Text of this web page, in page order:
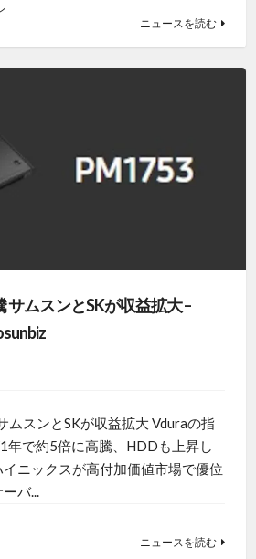
ニュースを読む
サムスンとSKが収益拡大 –
ムスンとSKが収益拡大 Vduraの指
年で約5倍に高騰、HDDも上昇し
ニックスが高付加価値市場で優位
バ...
ニュースを読む